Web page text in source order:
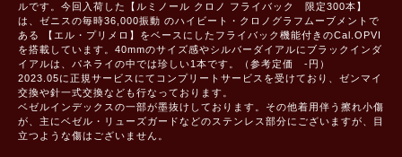
ルです。今回入荷した【ルミノール クロノ フライバック 限定300本】
は、ゼニスの毎時36,000振動 のハイビート・クロノグラフムーブメントで
ある 【エル・プリメロ】をベースにしたフライバック機能付きのCal.OPVI
を搭載しています。40mmのサイズ感やシルバーダイアルにブラックインダ
イアルは、パネライの中では珍しい1本です。（参考定価 -円）
2023.05に正規サービスにてコンプリートサービスを受けており、ゼンマイ
交換や針一式交換なども行なっております。
ベゼルインデックスの一部が墨抜けしております。その他着用伴う擦れ小傷
が、主にベゼル・リューズガードなどのステンレス部分にございますが、目
立つような傷はございません。